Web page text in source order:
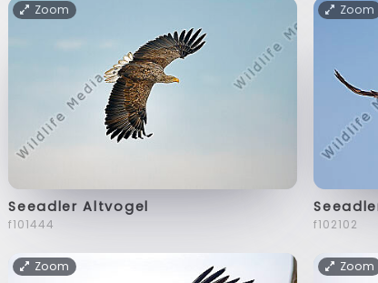
Zoom
Seeadler Altvogel
f101444
Zoom
f102102
Zoom Zoom